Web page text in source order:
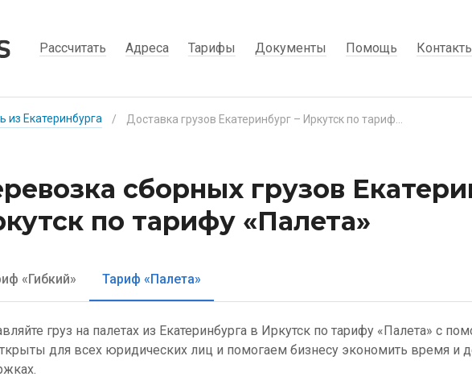
Рассчитать Адреса Тарифы Документы Помощь
из Екатеринбурга /
сборных грузов
по тарифу «Палета»
«Гибкий» Тариф «Палета»
груз на палетах из Екатеринбурга в Иркутск по тарифу «Палета» с
для всех юридических лиц и помогаем бизнесу экономить время и